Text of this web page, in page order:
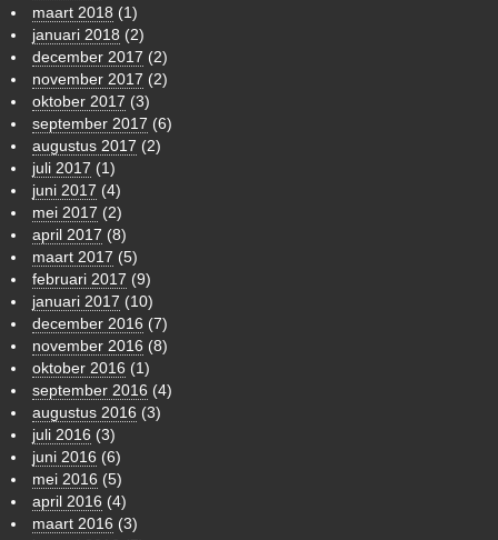
maart 2018 (1)
januari 2018 (2)
december 2017 (2)
november 2017 (2)
oktober 2017 (3)
september 2017 (6)
augustus 2017 (2)
juli 2017 (1)
juni 2017 (4)
mei 2017 (2)
april 2017 (8)
maart 2017 (5)
februari 2017 (9)
januari 2017 (10)
december 2016 (7)
november 2016 (8)
oktober 2016 (1)
september 2016 (4)
augustus 2016 (3)
juli 2016 (3)
juni 2016 (6)
mei 2016 (5)
april 2016 (4)
maart 2016 (3)